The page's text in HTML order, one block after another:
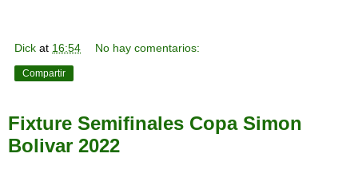
Dick at 16:54 No hay comentarios:
Compartir
Fixture Semifinales Copa Simon
Bolivar 2022